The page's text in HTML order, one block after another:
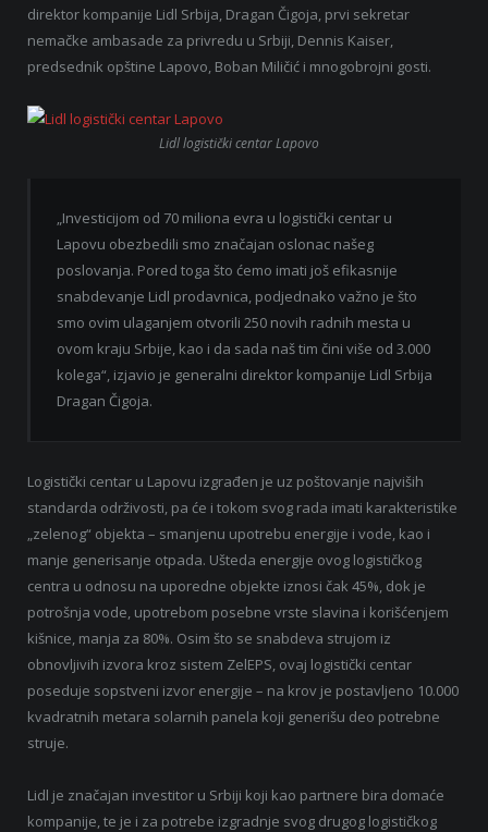
direktor kompanije Lidl Srbija, Dragan Čigoja, prvi sekretar
nemačke ambasade za privredu u Srbiji, Dennis Kaiser,
predsednik opštine Lapovo, Boban Miličić i mnogobrojni gosti.
Lidl logistički centar Lapovo
„Investicijom od 70 miliona evra u logistički centar u
Lapovu obezbedili smo značajan oslonac našeg
poslovanja. Pored toga što ćemo imati još efikasnije
snabdevanje Lidl prodavnica, podjednako važno je što
smo ovim ulaganjem otvorili 250 novih radnih mesta u
ovom kraju Srbije, kao i da sada naš tim čini više od 3.000
kolega“, izjavio je generalni direktor kompanije Lidl Srbija
Dragan Čigoja.
Logistički centar u Lapovu izgrađen je uz poštovanje najviših
standarda održivosti, pa će i tokom svog rada imati karakteristike
„zelenog“ objekta – smanjenu upotrebu energije i vode, kao i
manje generisanje otpada. Ušteda energije ovog logističkog
centra u odnosu na uporedne objekte iznosi čak 45%, dok je
potrošnja vode, upotrebom posebne vrste slavina i korišćenjem
kišnice, manja za 80%. Osim što se snabdeva strujom iz
obnovljivih izvora kroz sistem ZelEPS, ovaj logistički centar
poseduje sopstveni izvor energije – na krov je postavljeno 10.000
kvadratnih metara solarnih panela koji generišu deo potrebne
struje.
Lidl je značajan investitor u Srbiji koji kao partnere bira domaće
kompanije, te je i za potrebe izgradnje svog drugog logističkog